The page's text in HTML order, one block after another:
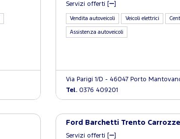
Servizi offerti [ ]
Vendita autoveicoli Veicoli elettrici
Assistenza autoveicoli
Via Parigi 1/D - 46047 Porto
Tel.0376 409201
Ford Barchetti Trento
Servizi offerti [ ]